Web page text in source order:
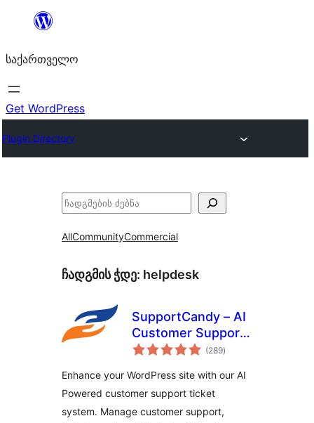
შიგთავსზე
საქართველო
Get WordPress
Plugin Directory
ძებნა
AllCommunityCommercial
ჩადგმის ჭდე: helpdesk
SupportCandy – AI
Customer Support
Ticket System &
(289საერთო
რეიტინგი
)
Enhance your WordPress site with our AI
Powered customer support ticket
system. Manage customer support,